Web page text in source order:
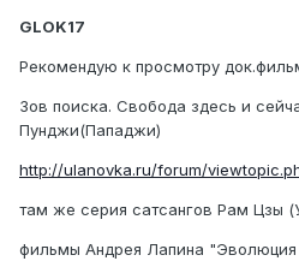
GLOK17
Рекомендую к просмотру
Зов поиска. Свобода здесь и
Пунджи(Пападжи)
http://ulanovka.ru/forum/
там же серия сатсангов Рам Цзы
фильмы Андрея Лапина "Эволюция